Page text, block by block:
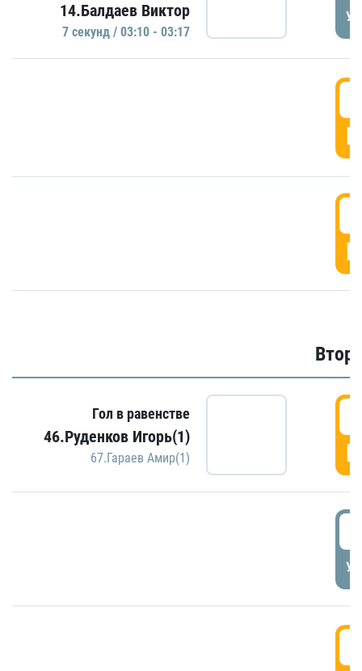
14.Балдаев Виктор
7 секунд / 03:10 - 03:17
Гол в равенстве
46.Руденков Игорь(1)
67.Гараев Амир(1)